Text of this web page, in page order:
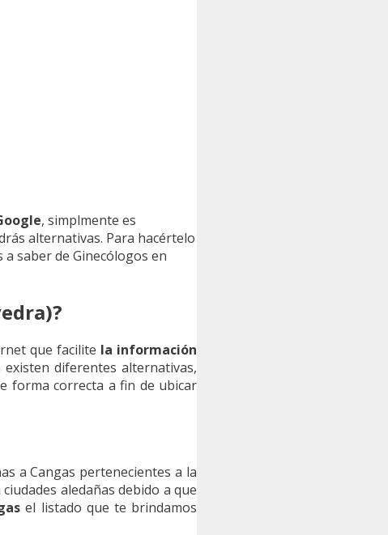
, simplmente es
alternativas. Para hacértelo
a saber de Ginecólogos en
que facilite la información
existen diferentes alternativas,
forma correcta a fin de ubicar
a Cangas pertenecientes a la
aledañas debido a que
el listado que te brindamos